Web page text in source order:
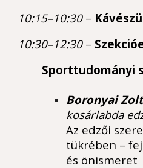
10:15–10:30–
10:30–12:30–
Sporttudományi
Boronyai
kosárlabda
Az edzői
tükrében –
és önismeret